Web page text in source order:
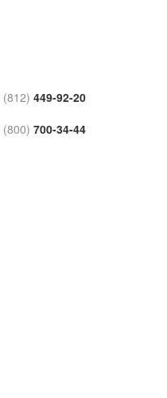
(812) 449-92-20
(800) 700-34-44